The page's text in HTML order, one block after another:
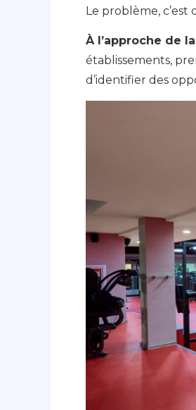
Le problème,
À l’approche de
établissements,
d’identifier des